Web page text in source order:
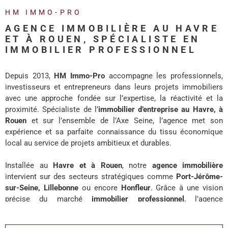
BLOG
HM IMMO-PRO
AGENCE IMMOBILIÈRE AU HAVRE
ET À ROUEN, SPÉCIALISTE EN
IMMOBILIER PROFESSIONNEL
Depuis 2013, HM Immo-Pro accompagne les professionnels,
investisseurs et entrepreneurs dans leurs projets immobiliers
avec une approche fondée sur l’expertise, la réactivité et la
proximité. Spécialiste de l’immobilier d’entreprise au Havre, à
Rouen et sur l’ensemble de l’Axe Seine, l’agence met son
expérience et sa parfaite connaissance du tissu économique
local au service de projets ambitieux et durables.
Installée au Havre et à Rouen, notre agence immobilière
intervient sur des secteurs stratégiques comme Port-Jérôme-
sur-Seine, Lillebonneou encore Honfleur. Grâce à une vision
précise du marché immobilier professionnel , l’agence